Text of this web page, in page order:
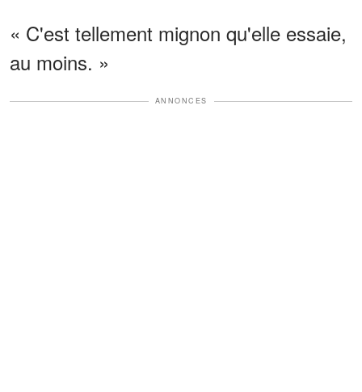
« C'est tellement mignon qu'elle essaie,
au moins. »
ANNONCES